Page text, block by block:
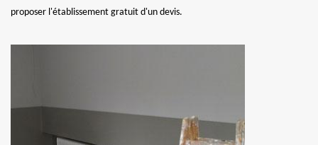
proposer l'établissement gratuit d'un devis.